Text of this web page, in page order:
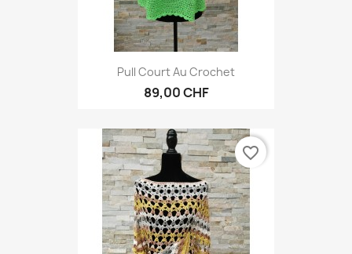
Pull Court Au Crochet
89,00 CHF
favorite_border